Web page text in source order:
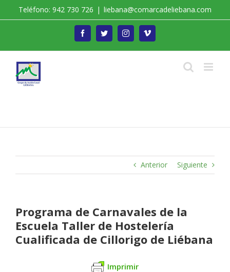
Teléfono: 942 730 726 | liebana@comarcadeliebana.com
FacebookTwitterInstagramVimeo
Anterior Siguiente
Programa de Carnavales de la
Escuela Taller de Hostelería
Cualificada de Cillorigo de Liébana
Imprimir